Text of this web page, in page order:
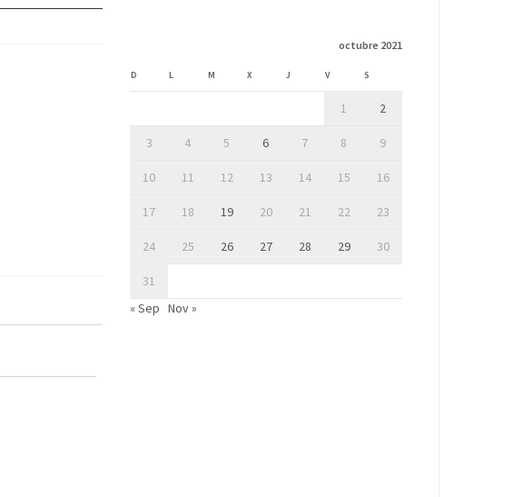
octubre 2021
D L M X J V S
1 2
3 4 5 6 7 8 9
10 11 12 13 14 15 16
17 18 19 20 21 22 23
24 25 26 27 28 29 30
31
« Sep Nov »